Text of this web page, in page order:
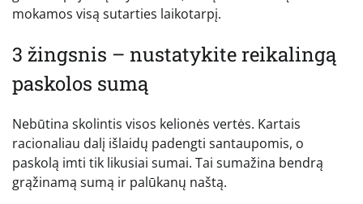
mokamos visą sutarties laikotarpį.
3 žingsnis – nustatykite reikalingą
paskolos sumą
Nebūtina skolintis visos kelionės vertės. Kartais
racionaliau dalį išlaidų padengti santaupomis, o
paskolą imti tik likusiai sumai. Tai sumažina bendrą
grąžinamą sumą ir palūkanų naštą.